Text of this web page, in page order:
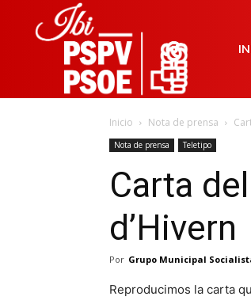
Inicio Nota de prensa
Nota de prensa Teletipo
Carta
d’Hivern
Por Grupo Municipal
Reproducimos la carta